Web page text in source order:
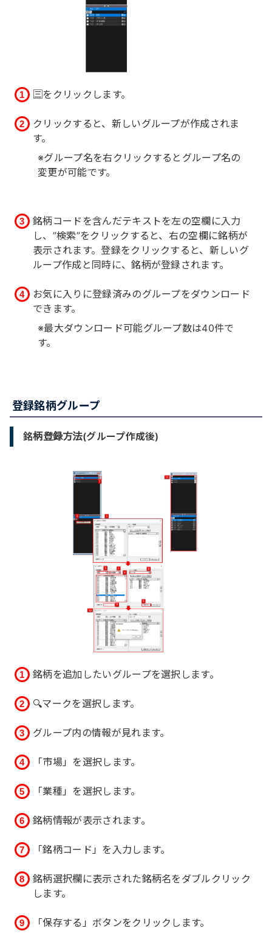
🈪をクリックします。
クリックすると、新しいグループが作成されま
す。
※グループ名を右クリックするとグループ名の
変更が可能です。
銘柄コードを含んだテキストを左の空欄に入力
し、”検索”をクリックすると、右の空欄に銘柄が
表示されます。登録をクリックすると、新しいグ
ループ作成と同時に、銘柄が登録されます。
お気に入りに登録済みのグループをダウンロード
できます。
※最大ダウンロード可能グループ数は40件で
す。
登録銘柄グループ
銘柄登録方法(グループ作成後)
銘柄を追加したいグループを選択します。
🔍マークを選択します。
グループ内の情報が見れます。
「市場」を選択します。
「業種」を選択します。
銘柄情報が表示されます。
「銘柄コード」を入力します。
銘柄選択欄に表示された銘柄名をダブルクリック
します。
「保存する」ボタンをクリックします。